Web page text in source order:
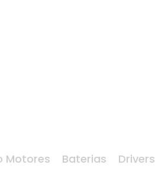
Motores Baterias Drivers